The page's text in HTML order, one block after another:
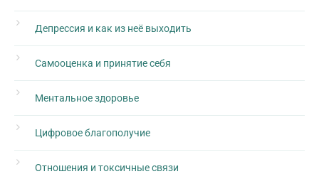
Депрессия и как из неё выходить
Самооценка и принятие себя
Ментальное здоровье
Цифровое благополучие
Отношения и токсичные связи